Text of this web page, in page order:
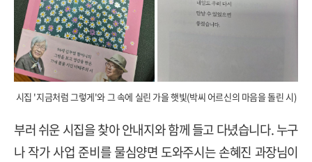
시집 '지금처럼 그렇게'와 그 속에 실린 가을 햇빛(박씨 어르신의 마음을 돌린 시)
부러 쉬운 시집을 찾아 안내지와 함께 들고 다녔습니다.누구
나 작가 사업 준비를 물심양면 도와주시는 손혜진 과장님이